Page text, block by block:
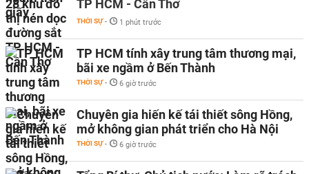
TP HCM - Cần Thơ
THỜI SỰ - 1 phút trước
TP HCM tính xây trung tâm thương mại,
bãi xe ngầm ở Bến Thành
THỜI SỰ - 6 giờ trước
Chuyên gia hiến kế tái thiết sông Hồng,
mở không gian phát triển cho Hà Nội
THỜI SỰ - 6 giờ trước